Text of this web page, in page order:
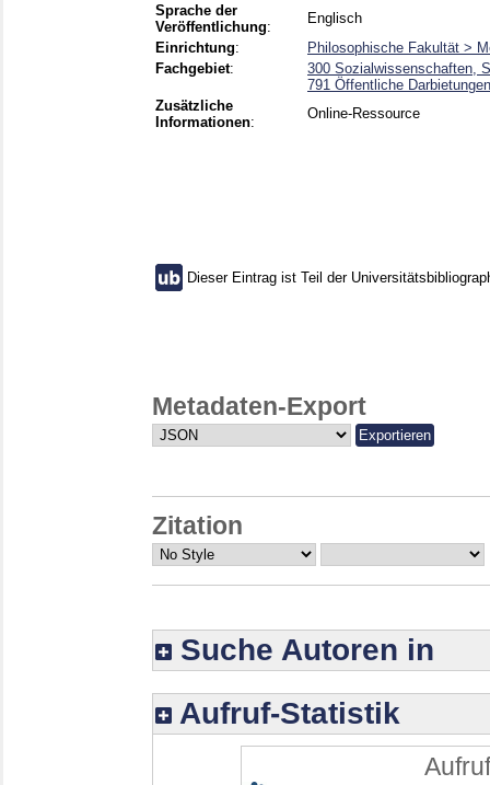
Sprache der
Veröffentlichung:
Englisch
Einrichtung:
Philosophische Fakultät >
Fachgebiet:
300 Sozialwissenschaften,
791 Öffentliche
Zusätzliche
Informationen:
Online-Ressource
Dieser Eintrag ist Teil der
Metadaten-Export
Zitation
Suche Autoren in
Aufruf-Statistik